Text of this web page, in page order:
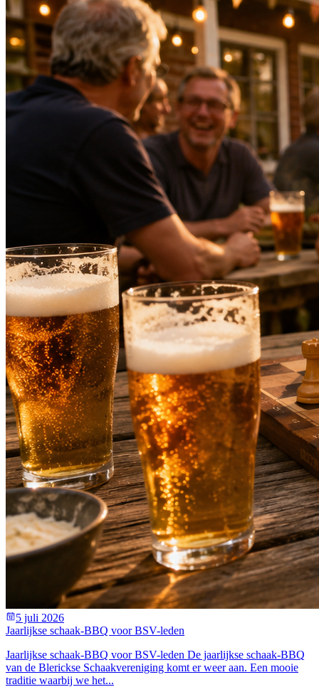
5 juli 2026
Jaarlijkse schaak-BBQ voor BSV-leden
Jaarlijkse schaak-BBQ voor BSV-leden De jaarlijkse schaak-BBQ
van de Blerickse Schaakvereniging komt er weer aan. Een mooie
traditie waarbij we het...